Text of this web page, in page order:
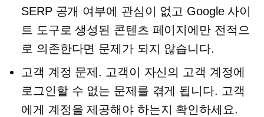
SERP 공개 여부에 관심이 없고 Google 사이
트 도구로 생성된 콘텐츠 페이지에만 전적으
로 의존한다면 문제가 되지 않습니다.
고객 계정 문제. 고객이 자신의 고객 계정에
로그인할 수 없는 문제를 겪게 됩니다. 고객
에게 계정을 제공해야 하는지 확인하세요.